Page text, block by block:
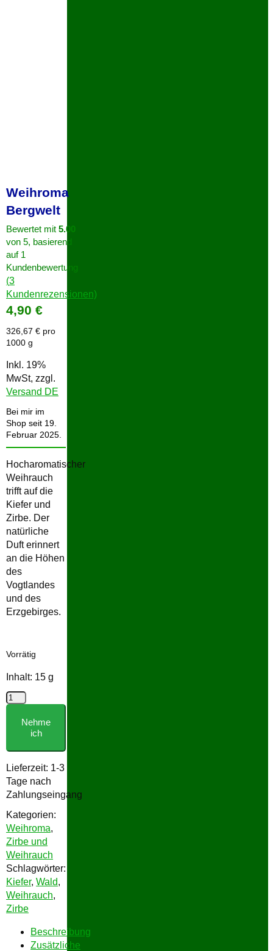
Weihroma
Bergwelt
Bewertet mit5.00
von 5, basierend
auf 1
Kundenbewertung
(3
Kundenrezensionen)
4,90€
326,67€ pro
1000 g
Inkl. 19%
MwSt, zzgl.
Versand DE
Bei mir im
Shop seit 19.
Februar 2025.
Hocharomatischer
Weihrauch
trifft auf die
Kiefer und
Zirbe. Der
natürliche
Duft erinnert
an die Höhen
des
Vogtlandes
und des
Erzgebirges.
Vorrätig
Inhalt: 15g
Weihroma
Bergwelt
MengeNehme
ich
Lieferzeit: 1-3
Tage nach
Zahlungseingang
Kategorien:
Weihroma,
Zirbe und
Weihrauch
Schlagwörter:
Kiefer,Wald,
Weihrauch,
Zirbe
Beschreibung
Zusätzliche